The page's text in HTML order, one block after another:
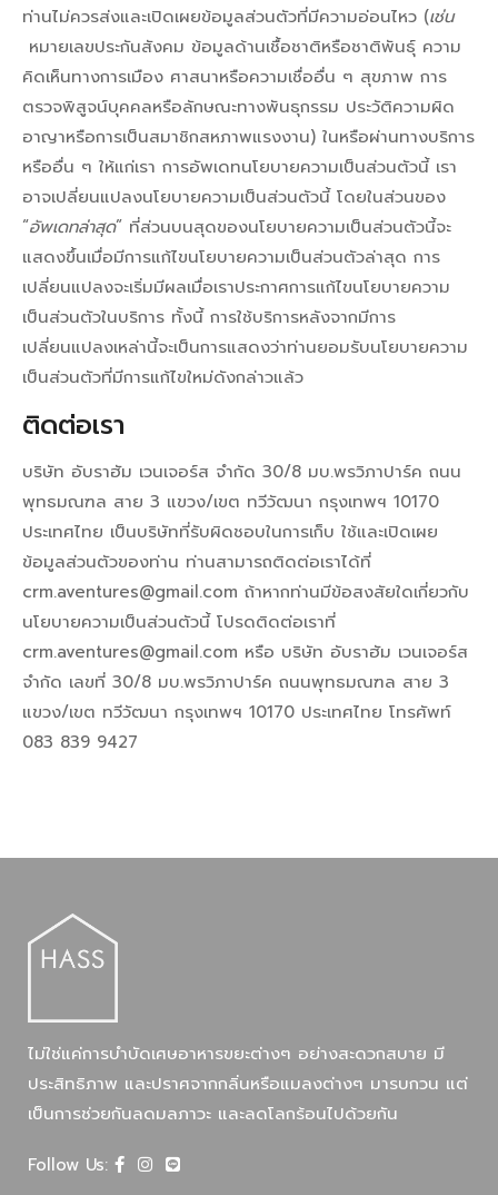
ท่านไม่ควรส่งและเปิดเผยข้อมูลส่วนตัวที่มีความอ่อนไหว (เช่น
หมายเลขประกันสังคม ข้อมูลด้านเชื้อชาติหรือชาติพันธุ์ ความ
คิดเห็นทางการเมือง ศาสนาหรือความเชื่ออื่น ๆ สุขภาพ การ
ตรวจพิสูจน์บุคคลหรือลักษณะทางพันธุกรรม ประวัติความผิด
อาญาหรือการเป็นสมาชิกสหภาพแรงงาน) ในหรือผ่านทางบริการ
หรืออื่น ๆ ให้แก่เรา การอัพเดทนโยบายความเป็นส่วนตัวนี้ เรา
อาจเปลี่ยนแปลงนโยบายความเป็นส่วนตัวนี้ โดยในส่วนของ
“อัพเดทล่าสุด” ที่ส่วนบนสุดของนโยบายความเป็นส่วนตัวนี้จะ
แสดงขึ้นเมื่อมีการแก้ไขนโยบายความเป็นส่วนตัวล่าสุด การ
เปลี่ยนแปลงจะเริ่มมีผลเมื่อเราประกาศการแก้ไขนโยบายความ
เป็นส่วนตัวในบริการ ทั้งนี้ การใช้บริการหลังจากมีการ
เปลี่ยนแปลงเหล่านี้จะเป็นการแสดงว่าท่านยอมรับนโยบายความ
เป็นส่วนตัวที่มีการแก้ไขใหม่ดังกล่าวแล้ว
ติดต่อเรา
บริษัท อับราฮัม เวนเจอร์ส จำกัด 30/8 มบ.พรวิภาปาร์ค ถนน
พุทธมณฑล สาย 3 แขวง/เขต ทวีวัฒนา กรุงเทพฯ 10170
ประเทศไทย เป็นบริษัทที่รับผิดชอบในการเก็บ ใช้และเปิดเผย
ข้อมูลส่วนตัวของท่าน ท่านสามารถติดต่อเราได้ที่
crm.aventures@gmail.com ถ้าหากท่านมีข้อสงสัยใดเกี่ยวกับ
นโยบายความเป็นส่วนตัวนี้ โปรดติดต่อเราที่
crm.aventures@gmail.com หรือ บริษัท อับราฮัม เวนเจอร์ส
จำกัด เลขที่ 30/8 มบ.พรวิภาปาร์ค ถนนพุทธมณฑล สาย 3
แขวง/เขต ทวีวัฒนา กรุงเทพฯ 10170 ประเทศไทย โทรศัพท์
083 839 9427
ไม่ใช่แค่การบำบัดเศษอาหารขยะต่างๆ อย่างสะดวกสบาย มี
ประสิทธิภาพ และปราศจากกลิ่นหรือแมลงต่างๆ มารบกวน แต่
เป็นการช่วยกันลดมลภาวะ และลดโลกร้อนไปด้วยกัน
Follow Us: